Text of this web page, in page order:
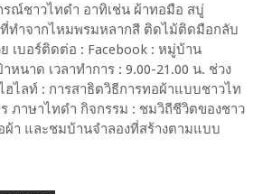
ณ์ชาวไทดำ อาทิเช่น ผ้าทอมือ สบู่
ทำจากไหมพรมหลากสี ติดไม้ติดมือกลับ
เบอร์ติดต่อ : Facebook : หมู่บ้าน
นาด เวลาทำการ : 9.00-21.00 น. ช่วง
ฮไลท์ : การสาธิตวิธีการทอผ้าแบบชาวไท
ภาษาไทดำ กิจกรรม : ชมวิถีชีวิตของชาว
า และชมบ้านจำลองที่สร้างตามแบบ